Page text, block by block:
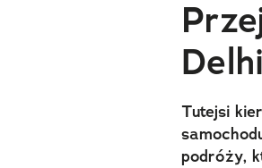
Delhi
Tutejsi
podróży,